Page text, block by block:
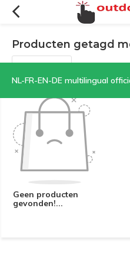
NL-FR-EN-DE multilingual official
Producten getagd
Filters
Geen producten
gevonden!...